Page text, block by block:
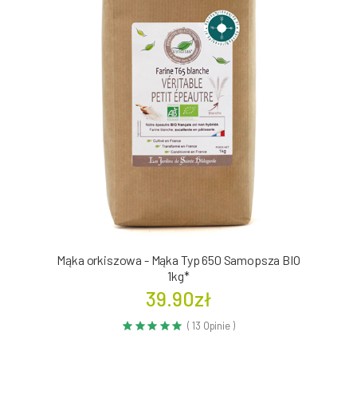
Mąka orkiszowa - Mąka Typ 650 Samopsza BIO
1kg*
39.90zł
( 13 Opinie )